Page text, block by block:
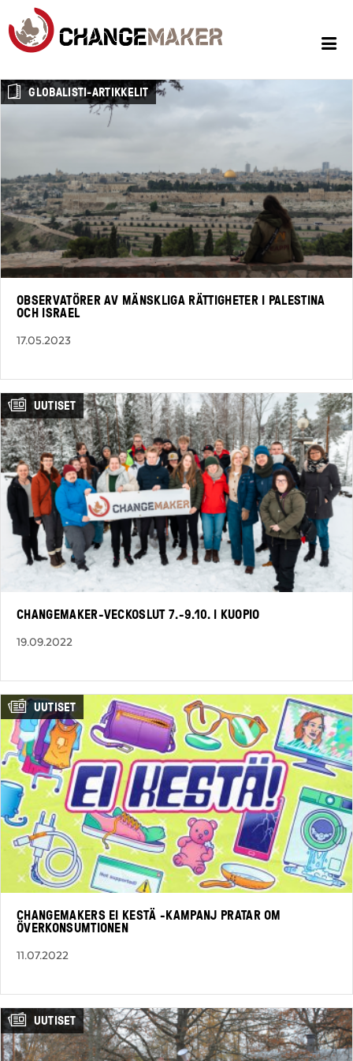
GLOBALISTI-ARTIKKELIT
OBSERVATÖRER AV MÄNSKLIGA RÄTTIGHETER I PALESTINA
OCH ISRAEL
17.05.2023
UUTISET
CHANGEMAKER-VECKOSLUT 7.-9.10. I KUOPIO
19.09.2022
UUTISET
CHANGEMAKERS EI KESTÄ -KAMPANJ PRATAR OM
ÖVERKONSUMTIONEN
11.07.2022
UUTISET